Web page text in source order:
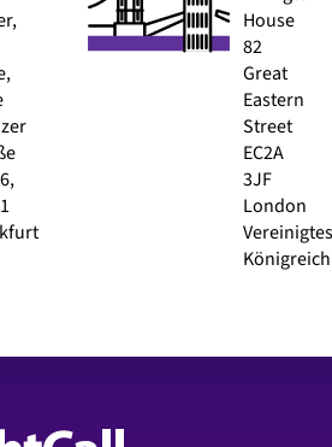
House
82
Great
Eastern
Street
EC2A
3JF
London
Vereinigtes
Königreich